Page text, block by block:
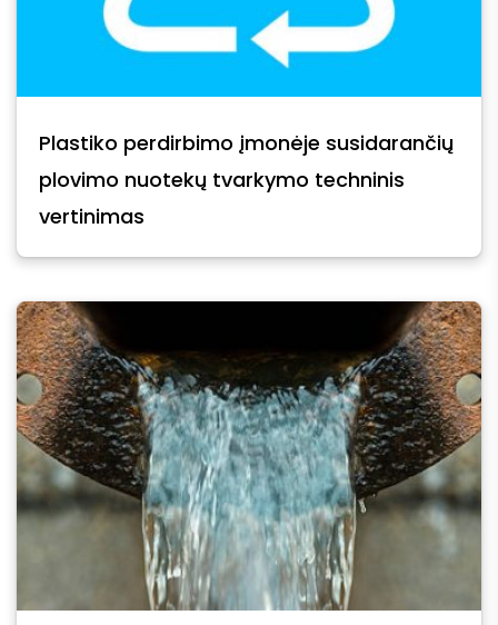
Plastiko perdirbimo įmonėje susidarančių
plovimo nuotekų tvarkymo techninis
vertinimas